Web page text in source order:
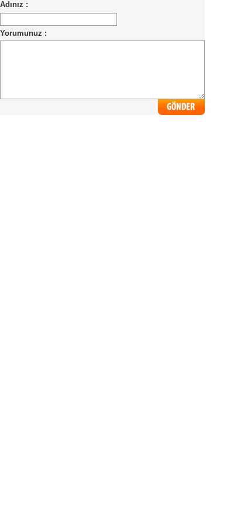
Adınız :
Yorumunuz :